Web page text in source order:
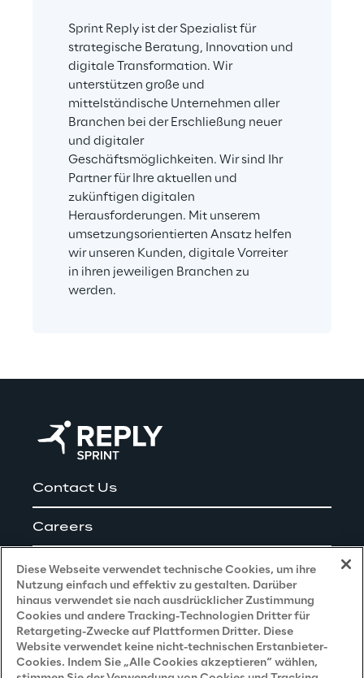
Sprint Reply ist der Spezialist für
strategische Beratung, Innovation und
digitale Transformation. Wir
unterstützen große und
mittelständische Unternehmen aller
Branchen bei der Erschließung neuer
und digitaler
Geschäftsmöglichkeiten. Wir sind Ihr
Partner für Ihre aktuellen und
zukünftigen digitalen
Herausforderungen. Mit unserem
umsetzungsorientierten Ansatz helfen
wir unseren Kunden, digitale Vorreiter
in ihren jeweiligen Branchen zu
werden.
Contact Us
Careers
Impressum
Privacy and Legal
Datenschutz- und Cookie Richtlinie
Diese Webseite verwendet technische Cookies, um ihre
Nutzung einfach und effektiv zu gestalten. Darüber
hinaus verwendet sie nach ausdrücklicher Zustimmung
Cookies und andere Tracking-Technologien Dritter für
Retargeting-Zwecke auf Plattformen Dritter. Diese
Website verwendet keine nicht-technischen Erstanbieter-
Cookies. Indem Sie „Alle Cookies akzeptieren“ wählen,